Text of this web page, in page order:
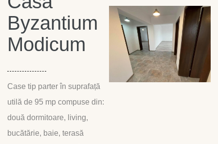
Byzantium
Modicum
Case tip parter în suprafață
utilă de 95 mp compuse din:
două dormitoare, living,
bucătărie, baie, terasă